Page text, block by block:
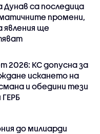
Дунав са последица
промени,
явления ще
2026: КС допусна за
искането на
и обедини тези
ГЕРБ
до милиарди